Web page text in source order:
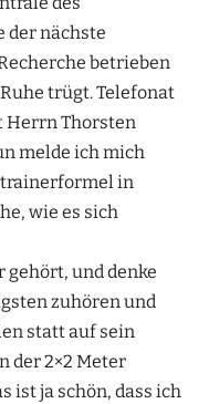
der nächste
betrieben
trügt. Telefonat
Herrn Thorsten
melde ich mich
in
wie es sich
und denke
zuhören und
statt auf sein
der 2×2 Meter
ist ja schön, dass ich